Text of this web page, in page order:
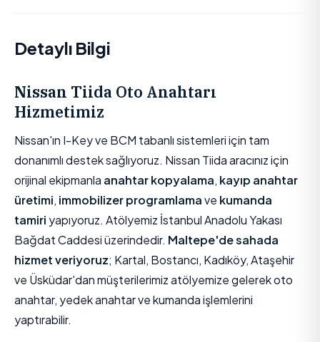
Detaylı Bilgi
Nissan Tiida Oto Anahtarı
Hizmetimiz
Nissan'ın I-Key ve BCM tabanlı sistemleri için tam
donanımlı destek sağlıyoruz. Nissan Tiida aracınız için
orijinal ekipmanla anahtar kopyalama, kayıp anahtar
üretimi, immobilizer programlamave kumanda
tamiri yapıyoruz. Atölyemiz İstanbul Anadolu Yakası
Bağdat Caddesi üzerindedir. Maltepe'de sahada
hizmet veriyoruz; Kartal, Bostancı, Kadıköy, Ataşehir
ve Üsküdar'dan müşterilerimiz atölyemize gelerek oto
anahtar, yedek anahtar ve kumanda işlemlerini
yaptırabilir.